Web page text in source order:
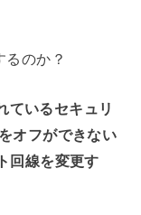
のか？
ているセキュリ
オフができない
回線を変更す